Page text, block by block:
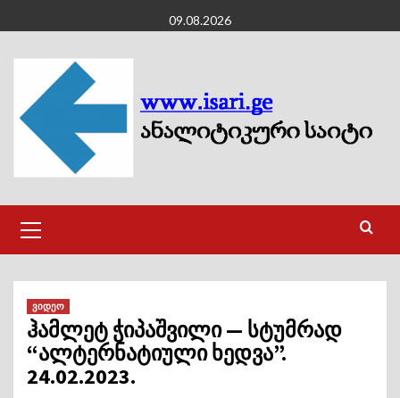
to
content
09.08.2026
Menu
ვიდეო
ჰამლეტ ჭიპაშვილი — სტუმრად
“ალტერნატიული ხედვა”.
24.02.2023.